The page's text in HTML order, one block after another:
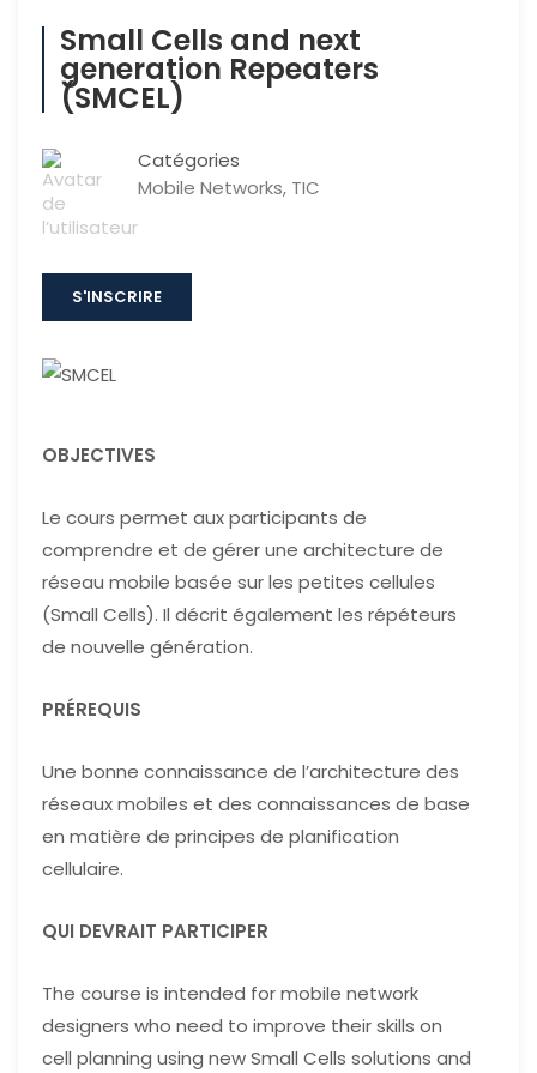
Small Cells and next
generation Repeaters
(SMCEL)
Catégories
Mobile Networks, TIC
S'INSCRIRE
OBJECTIVES
Le cours permet aux participants de
comprendre et de gérer une architecture de
réseau mobile basée sur les petites cellules
(Small Cells). Il décrit également les répéteurs
de nouvelle génération.
PRÉREQUIS
Une bonne connaissance de l’architecture des
réseaux mobiles et des connaissances de base
en matière de principes de planification
cellulaire.
QUI DEVRAIT PARTICIPER
The course is intended for mobile network
designers who need to improve their skills on
cell planning using new Small Cells solutions and